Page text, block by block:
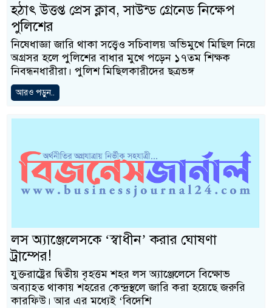
হঠাৎ উত্তপ্ত প্রেস ক্লাব, সাউন্ড গ্রেনেড নিক্ষেপ
পুলিশের
নিষেধাজ্ঞা জারি থাকা সত্ত্বেও সচিবালয় অভিমুখে মিছিল নিয়ে
অগ্রসর হলে পুলিশের বাধার মুখে পড়েন ১৭তম শিক্ষক
নিবন্ধনধারীরা। পুলিশ মিছিলকারীদের ছত্রভঙ্গ
আরও পড়ুন..
লস অ্যাঞ্জেলেসকে ‘স্বাধীন’ করার ঘোষণা
ট্রাম্পের!
যুক্তরাষ্ট্রের দ্বিতীয় বৃহত্তম শহর লস অ্যাঞ্জেলেসে বিক্ষোভ
অব্যাহত থাকায় শহরের কেন্দ্রস্থলে জারি করা হয়েছে জরুরি
কারফিউ। আর এর মধ্যেই ‘বিদেশি